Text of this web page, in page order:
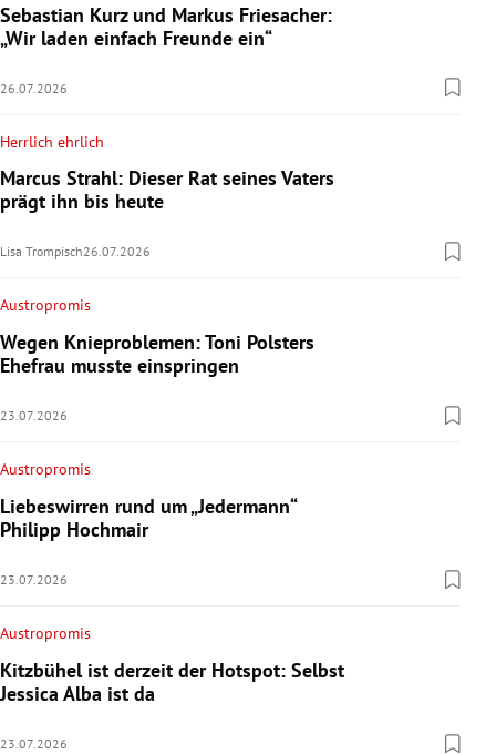
Sebastian Kurz und Markus Friesacher:
„Wir laden einfach Freunde ein“
26.07.2026
Herrlich ehrlich
Marcus Strahl: Dieser Rat seines Vaters
prägt ihn bis heute
Lisa Trompisch26.07.2026
Austropromis
Wegen Knieproblemen: Toni Polsters
Ehefrau musste einspringen
23.07.2026
Austropromis
Liebeswirren rund um „Jedermann“
Philipp Hochmair
23.07.2026
Austropromis
Kitzbühel ist derzeit der Hotspot: Selbst
Jessica Alba ist da
23.07.2026